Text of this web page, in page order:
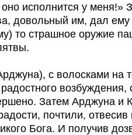
исполнится у меня!»
довольный им, дал
то страшное оружие
с волосками на
возбуждения,
Затем Арджуна и
почтили, отвесив
Бога. И получив